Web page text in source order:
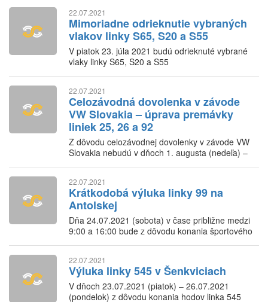
22.07.2021
Mimoriadne odrieknutie vybraných
vlakov linky S65, S20 a S55
V piatok 23. júla 2021 budú odrieknuté vybrané
vlaky linky S65, S20 a S55
22.07.2021
Celozávodná dovolenka v závode
VW Slovakia – úprava premávky
liniek 25, 26 a 92
Z dôvodu celozávodnej dovolenky v závode VW
Slovakia nebudú v dňoch 1. augusta (nedeľa) –
22.07.2021
Krátkodobá výluka linky 99 na
Antolskej
Dňa 24.07.2021 (sobota) v čase približne medzi
9:00 a 16:00 bude z dôvodu konania športového
22.07.2021
Výluka linky 545 v Šenkviciach
V dňoch 23.07.2021 (piatok) – 26.07.2021
(pondelok) z dôvodu konania hodov linka 545